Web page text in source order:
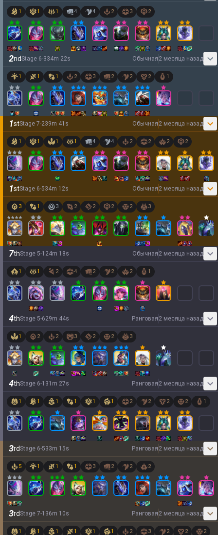
1 1 1 4 4 2 3 2
2ndStage 6-334m 22s Обычная 2 месяца назад
1 1 1 2 3 2 2 2 1
1stStage 7-239m 41 s Обычная 2 месяца назад
1 1 1 1 4 4 2 2 2 2
1stStage 6-534m 12s Обычная 2 месяца назад
3 1 3 2 2 2 2 3
7thStage 5-1 24m 18s Обычная 2 месяца назад
1 1 2 4 2 2 2 1
4thStage 5-629m 44s Ранговая 2 месяца назад
1 2 2 3 2 2 3
4thStage 6-1 31 m 27s Ранговая 2 месяца назад
1 1 1 1 1 1 2 2 2 2 1
3rdStage 6-533m 15s Ранговая 2 месяца назад
5 1 1 1 3 2 2 2
3rdStage 7-1 36m 10s Ранговая 2 месяца назад
1 1 1 1 1 1 2 3 2 2
2